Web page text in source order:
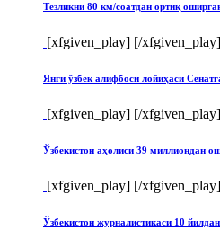
Тезликни 80 км/соатдан ортиқ
[xfgiven_play] [/
Янги ўзбек алифбоси лойиҳаси
[xfgiven_play] [/
Ўзбекистон аҳолиси 39 миллиондан
[xfgiven_play] [/
Ўзбекистон журналистикаси 10